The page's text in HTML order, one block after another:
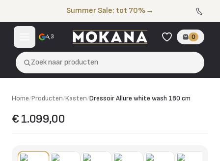
Summer Sale: tot 70% →
4,3 0
Zoek naar producten
Home/Producten/Kasten/Dressoir Allure white wash 180 cm
€ 1.099,00